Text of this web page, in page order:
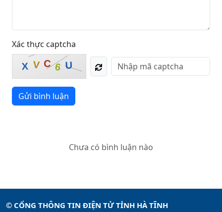
Xác thực captcha
X V C 6 U
Gửi bình luận
Chưa có bình luận nào
© CỔNG THÔNG TIN ĐIỆN TỬ TỈNH HÀ TĨNH